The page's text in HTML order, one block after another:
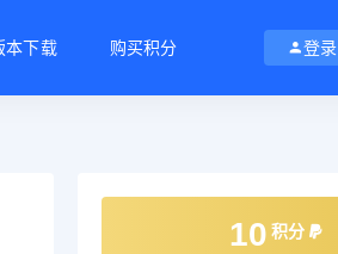
本下载 购买积分 登录
10 积分